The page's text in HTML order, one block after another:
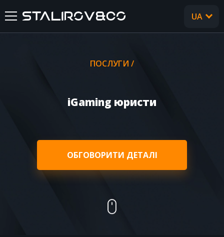
ПОСЛУГИ
ВІДГУКИ
UA
ПОСЛУГИ /
iGaming юристи
ОБГОВОРИТИ ДЕТАЛІ